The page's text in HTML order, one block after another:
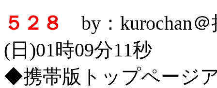
５２８
by：kurochan
(日)01時09分11秒
◆携帯版トップページ